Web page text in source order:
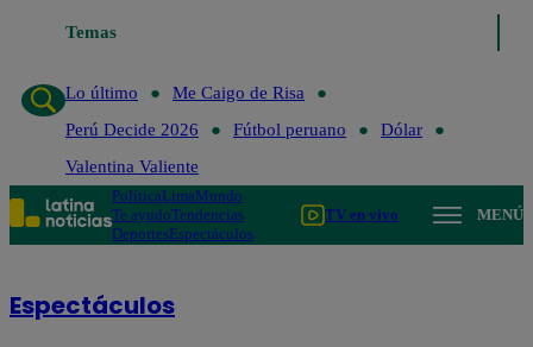
Temas
Lo último
Me Caigo de Risa
Perú Decide 2026
Fútbol peruano
Dólar
Valentina Valiente
PolíticaLimaMundo
Te ayudoTendencias
DeportesEspectáculos
TV en vivo MENÚ
Espectáculos